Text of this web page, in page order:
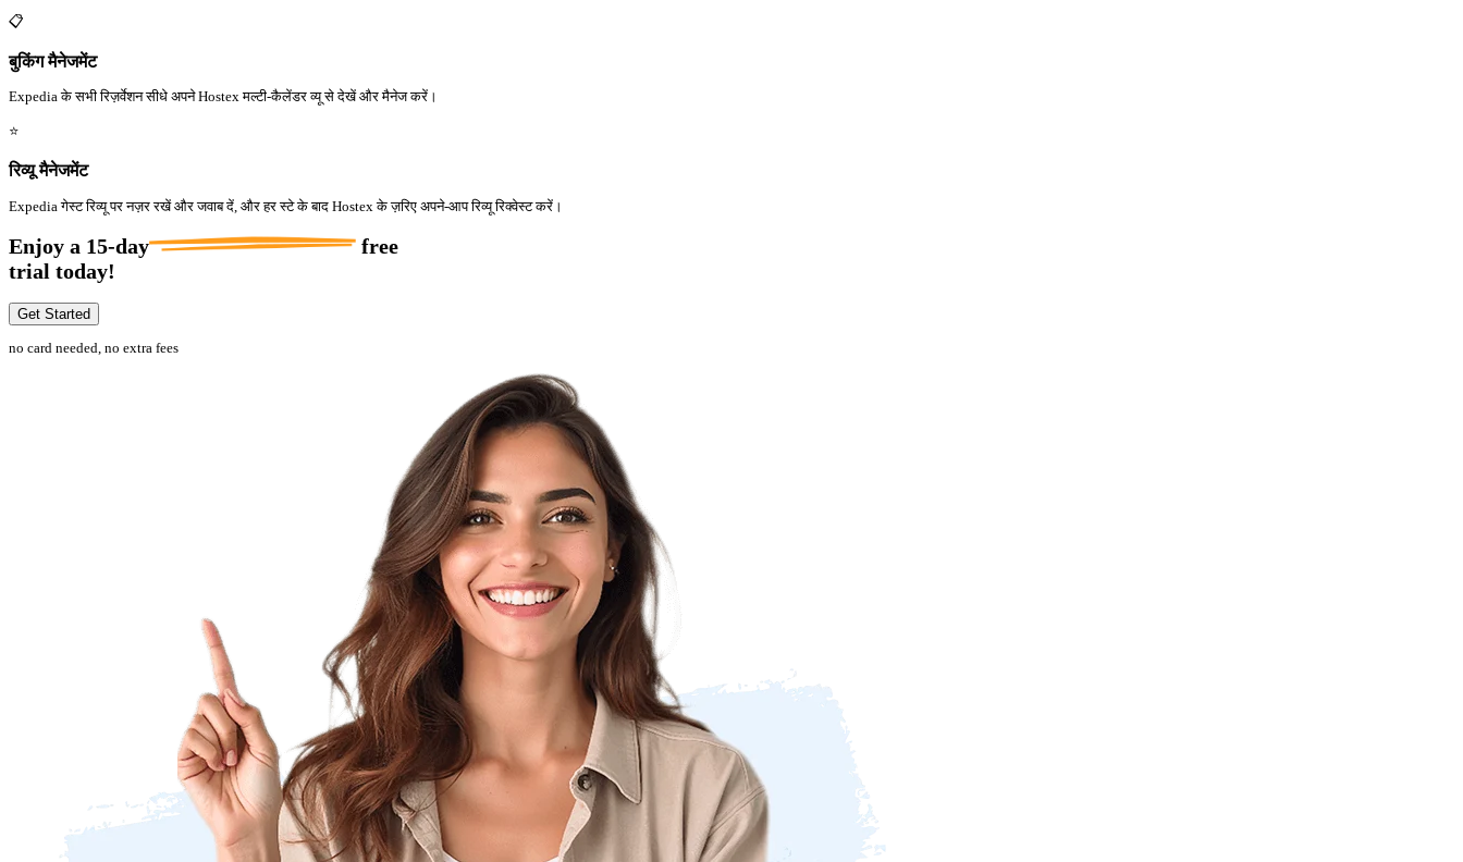
📋
बुकिंग मैनेजमेंट
Expedia के सभी रिज़र्वेशन सीधे अपने Hostex मल्टी-कैलेंडर व्यू से देखें और मैनेज करें।
⭐
रिव्यू मैनेजमेंट
Expedia गेस्ट रिव्यू पर नज़र रखें और जवाब दें, और हर स्टे के बाद Hostex के ज़रिए अपने-आप रिव्यू रिक्वेस्ट करें।
Enjoy a 15-day
free
trial today!
Get Started
no card needed, no extra fees